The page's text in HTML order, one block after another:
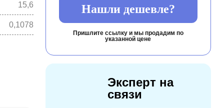
15,6
0,1078
Нашли дешевле?
Пришлите ссылку и мы продадим по
указанной цене
Эксперт на
связи